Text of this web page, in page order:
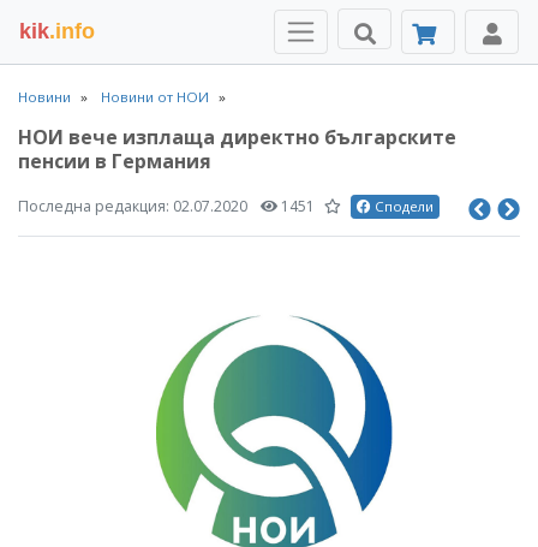
kik.info
Новини Новини от НОИ
НОИ вече изплаща директно българските
пенсии в Германия
Последна редакция: 02.07.2020 1451 Сподели